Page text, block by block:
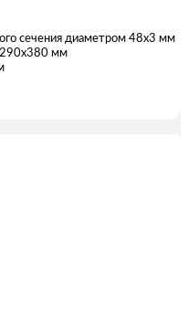
сечения диаметром 48х3 мм
290х380 мм